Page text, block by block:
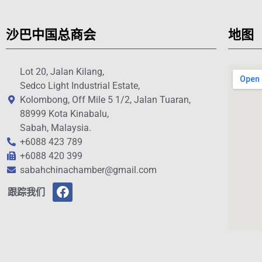
沙巴中国总商会
Lot 20, Jalan Kilang,
Sedco Light Industrial Estate,
Kolombong, Off Mile 5 1/2, Jalan Tuaran,
88999 Kota Kinabalu,
Sabah, Malaysia.
+6088 423 789
+6088 420 399
sabahchinachamber@gmail.com
跟踪我们
地图